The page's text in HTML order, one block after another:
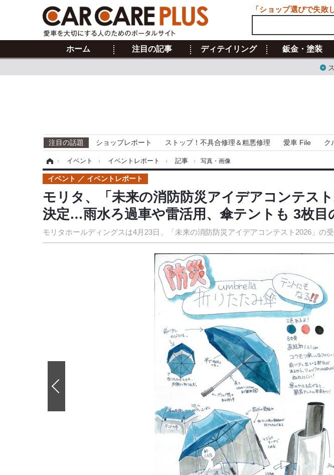
ホーム 注目の記事 ディテイリング 鈑金・塗装
注目の話題 ショップレポート ストップ！不具合修理＆粗悪修理 愛車 File ク
› イベント › イベントレポート › 記事 › 写真・画像
モリタ、「未来の消防防災アイデアコンテス
決定…雨水ろ過車や雷活用、傘テントも 3枚目
モリタホールディングスは4月23日、「未来の消防防災アイデアコンテスト2026」の
イベント イベントレポート
「ショップ選びで失敗